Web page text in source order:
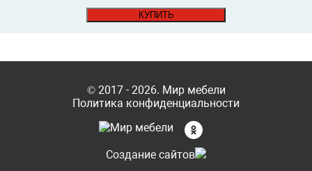
КУПИТЬ
© 2017 - 2026. Мир мебели
Политика конфиденциальности
Cоздание сайтов